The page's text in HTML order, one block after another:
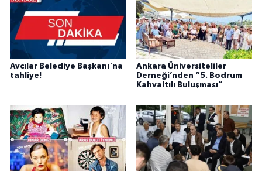
Avcılar Belediye Başkanı'na
tahliye!
Ankara Üniversiteliler
Derneği’nden “5. Bodrum
Kahvaltılı Buluşması”